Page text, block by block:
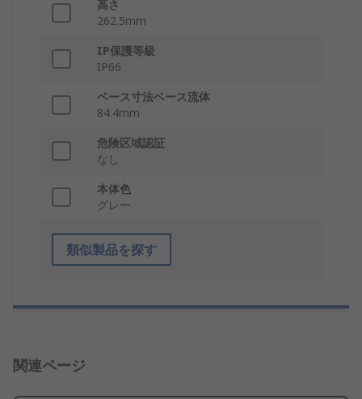
高さ
262.5mm
IP保護等級
IP66
ベース寸法ベース流体
84.4mm
危険区域認証
なし
本体色
グレー
類似製品を探す
関連ページ